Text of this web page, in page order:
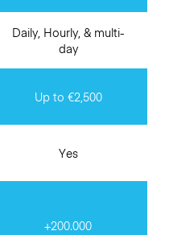
Daily, Hourly, & multi-
day
Up to €2,500
Yes
+200.000